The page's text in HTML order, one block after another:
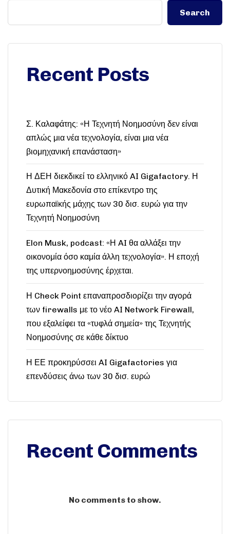
Search
Recent Posts
Σ. Καλαφάτης: «Η Τεχνητή Νοημοσύνη δεν είναι
απλώς μια νέα τεχνολογία, είναι μια νέα
βιομηχανική επανάσταση»
Η ΔΕΗ διεκδικεί το ελληνικό AI Gigafactory. Η
Δυτική Μακεδονία στο επίκεντρο της
ευρωπαϊκής μάχης των 30 δισ. ευρώ για την
Τεχνητή Νοημοσύνη
Elon Musk, podcast: «Η AI θα αλλάξει την
οικονομία όσο καμία άλλη τεχνολογία». Η εποχή
της υπερνοημοσύνης έρχεται.
Η Check Point επαναπροσδιορίζει την αγορά
των firewalls με το νέο AI Network Firewall,
που εξαλείφει τα «τυφλά σημεία» της Τεχνητής
Νοημοσύνης σε κάθε δίκτυο
Η ΕΕ προκηρύσσει AI Gigafactories για
επενδύσεις άνω των 30 δισ. ευρώ
Recent Comments
No comments to show.